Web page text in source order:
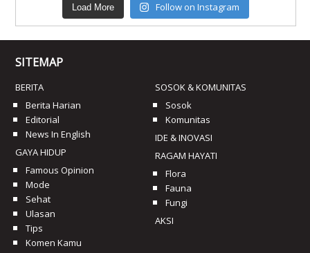
Load More Follow on Instagram
SITEMAP
BERITA
Berita Harian
Editorial
News In English
GAYA HIDUP
Famous Opinion
Mode
Sehat
Ulasan
Tips
Komen Kamu
SOSOK & KOMUNITAS
Sosok
Komunitas
IDE & INOVASI
RAGAM HAYATI
Flora
Fauna
Fungi
AKSI